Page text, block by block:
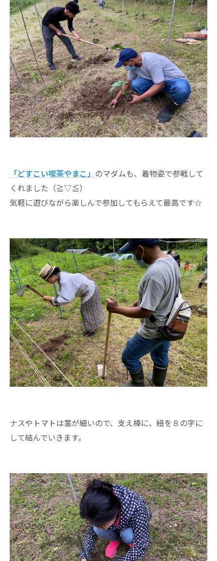
「どすこい喫茶やまこ」 のマダムも、着物姿で参戦して
くれました（≧▽≦）
気軽に遊びながら楽しんで参加してもらえて最高です☆
ナスやトマトは茎が細いので、支え棒に、紐を８の字に
して結んでいきます。